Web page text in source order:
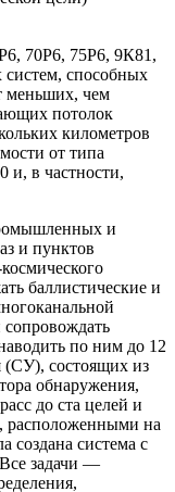
70Р6, 75Р6, 9К81,
способных
меньших, чем
потолок
километров
от типа
и, в частности,
и
и пунктов
баллистические и
сопровождать
по ним до 12
(СУ), состоящих из
обнаружения,
до ста целей и
расположенными на
создана система с
задачи —